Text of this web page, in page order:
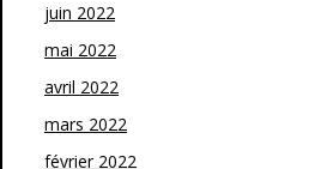
juin 2022
mai 2022
avril 2022
mars 2022
février 2022